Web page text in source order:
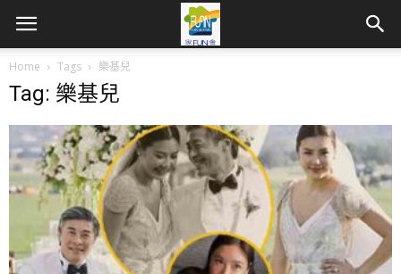
Home Tags 樂基兒
Tag: 樂基兒